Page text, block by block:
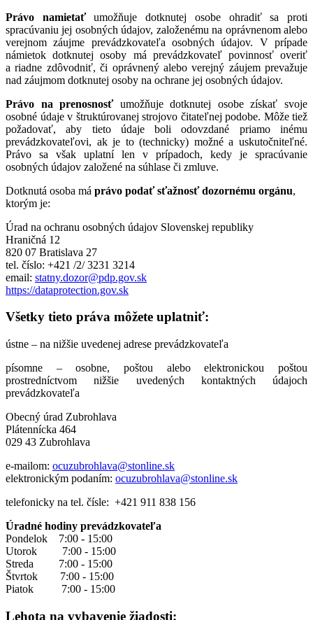
Právo namietaťumožňuje dotknutej osobe ohradiť sa proti
spracúvaniu jej osobných údajov, založenému na oprávnenom alebo
verejnom záujme prevádzkovateľa osobných údajov. V prípade
námietok dotknutej osoby má prevádzkovateľ povinnosť overiť
a riadne zdôvodniť, či oprávnený alebo verejný záujem prevažuje
nad záujmom dotknutej osoby na ochrane jej osobných údajov.
Právo na prenosnosťumožňuje dotknutej osobe získať svoje
osobné údaje v štruktúrovanej strojovo čitateľnej podobe. Môže tiež
požadovať, aby tieto údaje boli odovzdané priamo inému
prevádzkovateľovi, ak je to (technicky) možné a uskutočniteľné.
Právo sa však uplatní len v prípadoch, kedy je spracúvanie
osobných údajov založené na súhlase či zmluve.
Dotknutá osoba má právo podať sťažnosť dozornému orgánu,
ktorým je:
Úrad na ochranu osobných údajov Slovenskej republiky
Hraničná 12
820 07 Bratislava 27
tel. číslo: +421 /2/ 3231 3214
email: statny.dozor@pdp.gov.sk
https://dataprotection.gov.sk
Všetky tieto práva môžete uplatniť:
ústne – na nižšie uvedenej adrese prevádzkovateľa
písomne – osobne, poštou alebo elektronickou poštou
prostredníctvom nižšie uvedených kontaktných údajoch
prevádzkovateľa
Obecný úrad Zubrohlava
Plátennícka 464
029 43 Zubrohlava
e-mailom: ocuzubrohlava@stonline.sk
elektronickým podaním: ocuzubrohlava@stonline.sk
telefonicky na tel. čísle: +421 911 838 156
Úradné hodiny prevádzkovateľa
Pondelok 7:00 - 15:00
Utorok 7:00 - 15:00
Streda 7:00 - 15:00
Štvrtok 7:00 - 15:00
Piatok 7:00 - 15:00
Lehota na vybavenie žiadosti: